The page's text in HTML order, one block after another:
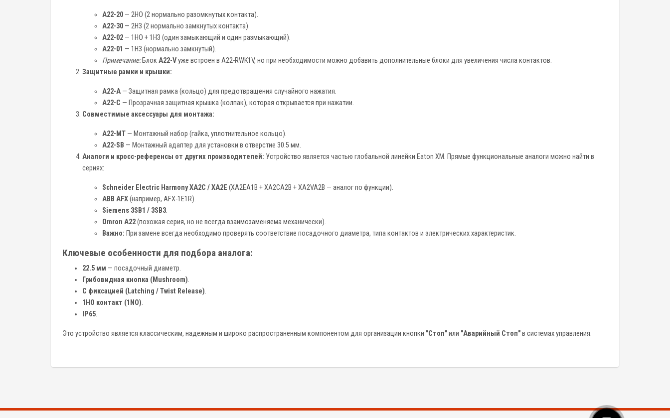
A22-20 — 2НО (2 нормально разомкнутых контакта).
A22-30 — 2НЗ (2 нормально замкнутых контакта).
A22-02 — 1НО + 1НЗ (один замыкающий и один размыкающий).
A22-01 — 1НЗ (нормально замкнутый).
Примечание:Блок A22-Vуже встроен в A22-RWK1V, но при необходимости можно добавить дополнительные блоки для увеличения числа контактов.
Защитные рамки и крышки:
A22-A — Защитная рамка (кольцо) для предотвращения случайного нажатия.
A22-C — Прозрачная защитная крышка (колпак), которая открывается при нажатии.
Совместимые аксессуары для монтажа:
A22-MT — Монтажный набор (гайка, уплотнительное кольцо).
A22-SB — Монтажный адаптер для установки в отверстие 30.5 мм.
Аналоги и кросс-референсы от других производителей: Устройство является частью глобальной линейки Eaton XM. Прямые функциональные аналоги можно найти в
сериях:
Schneider Electric Harmony XA2C / XA2E (XA2EA1B + XA2CA2B + XA2VA2B — аналог по функции).
ABB AFX(например, AFX-1E1R).
Siemens 3SB1 / 3SB3.
Omron A22(похожая серия, но не всегда взаимозаменяема механически).
Важно: При замене всегда необходимо проверять соответствие посадочного диаметра, типа контактов и электрических характеристик.
Ключевые особенности для подбора аналога:
22.5 мм — посадочный диаметр.
Грибовидная кнопка (Mushroom).
С фиксацией (Latching / Twist Release).
1НО контакт (1NO).
IP65.
Это устройство является классическим, надежным и широко распространенным компонентом для организации кнопки "Стоп"или "Аварийный Стоп"в системах управления.